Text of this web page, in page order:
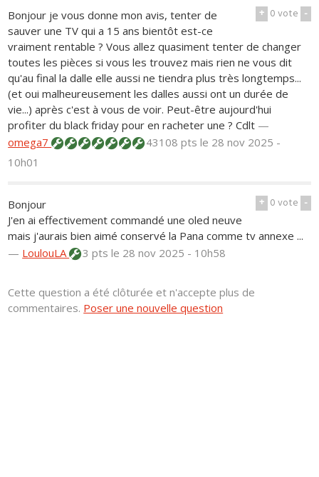
+ 0vote -
Bonjour je vous donne mon avis, tenter de
sauver une TV qui a 15 ans bientôt est-ce
vraiment rentable ? Vous allez quasiment tenter de changer
toutes les pièces si vous les trouvez mais rien ne vous dit
qu'au final la dalle elle aussi ne tiendra plus très longtemps...
(et oui malheureusement les dalles aussi ont un durée de
vie...) après c'est à vous de voir. Peut-être aujourd'hui
profiter du black friday pour en racheter une ? Cdlt —
omega7
43108 ptsle 28 nov 2025 -
10h01
+ 0vote -
Bonjour
J'en ai effectivement commandé une oled neuve
mais j'aurais bien aimé conservé la Pana comme tv annexe ...
— LoulouLA 3 ptsle 28 nov 2025 - 10h58
Cette question a été clôturée et n'accepte plus de
commentaires. Poser une nouvelle question